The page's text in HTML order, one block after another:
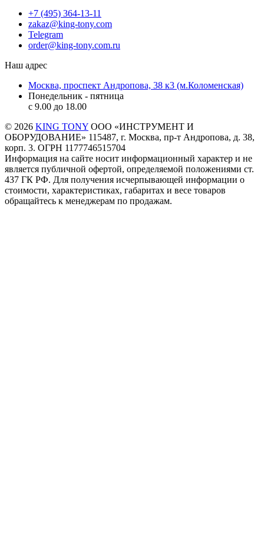
+7 (495) 364-13-11
zakaz@king-tony.com
Telegram
order@king-tony.com.ru
Наш адрес
Москва, проспект Андропова, 38 к3 (м.Коломенская)
Понедельник - пятница
c 9.00 до 18.00
© 2026 KING TONY ООО «ИНСТРУМЕНТ И
ОБОРУДОВАНИЕ» 115487, г. Москва, пр-т Андропова, д. 38,
корп. 3. ОГРН 1177746515704
Информация на сайте носит информационный характер и не
является публичной офертой, определяемой положениями ст.
437 ГК РФ. Для получения исчерпывающей информации о
стоимости, характеристиках, габаритах и весе товаров
обращайтесь к менеджерам по продажам.